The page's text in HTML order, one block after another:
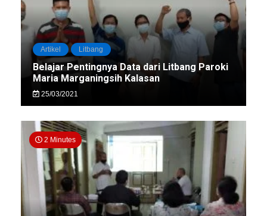
Artikel Litbang
Belajar Pentingnya Data dari Litbang Paroki
Maria Marganingsih Kalasan
25/03/2021
2 Minutes